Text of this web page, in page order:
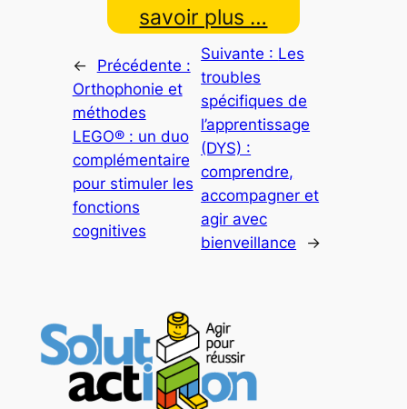
savoir plus …
←
Précédente :
Orthophonie et
méthodes
LEGO® : un duo
complémentaire
pour stimuler les
fonctions
cognitives
Suivante : Les
troubles
spécifiques de
l’apprentissage
(DYS) :
comprendre,
accompagner et
agir avec
bienveillance
→